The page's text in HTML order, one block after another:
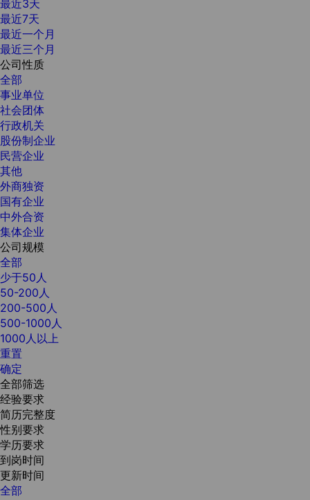
最近3天
最近7天
最近一个月
最近三个月
公司性质
全部
事业单位
社会团体
行政机关
股份制企业
民营企业
其他
外商独资
国有企业
中外合资
集体企业
公司规模
全部
少于50人
50-200人
200-500人
500-1000人
1000人以上
重置
确定
全部筛选
经验要求
简历完整度
性别要求
学历要求
到岗时间
更新时间
全部